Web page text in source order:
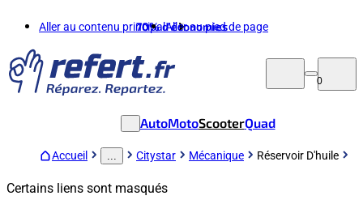
Aller au contenu principalAller au pied de page
70%d'économies
0
AutoMotoScooterQuad
Accueil Citystar Mécanique Réservoir D'huile
Certains liens sont masqués